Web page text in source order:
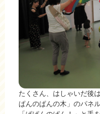
たくさん、はしゃいだ後
ぱんのぱんの木」のパネ